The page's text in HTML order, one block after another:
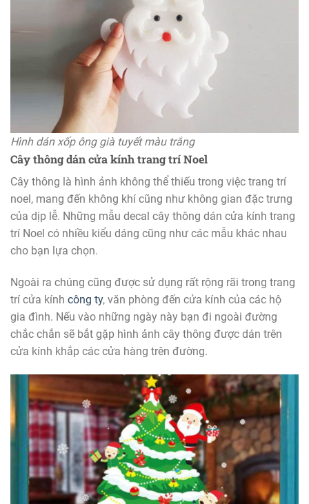
Hình dán xốp ông già tuyết màu trắng
Cây thông dán cửa kính trang trí Noel
Cây thông là hình ảnh không thể thiếu trong việc trang trí
noel, mang đến không khí cũng như không gian đặc trưng
của dịp lễ. Những mẫu decal cây thông dán cửa kính trang
trí Noel có nhiều kiểu dáng cũng như các mẫu khác nhau
cho bạn lựa chọn.
Ngoài ra chúng cũng được sử dụng rất rộng rãi trong trang
trí cửa kính công ty, văn phòng đến cửa kính của các hộ
gia đình. Nếu vào những ngày này bạn đi ngoài đường
chắc chắn sẽ bắt gặp hình ảnh cây thông được dán trên
cửa kính khắp các cửa hàng trên đường.